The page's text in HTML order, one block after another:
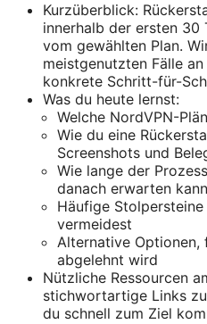
Kurzüberblick:
innerhalb der ersten 30
vom gewählten Plan.
meistgenutzten Fälle
konkrete Schritt-für-
Was du heute lernst:
Welche NordVPN-
Wie du eine
Screenshots und
Wie lange der
danach erwarten
Häufige
vermeidest
Alternative Optionen,
abgelehnt wird
Nützliche Ressourcen
stichwortartige Links
du schnell zum Ziel